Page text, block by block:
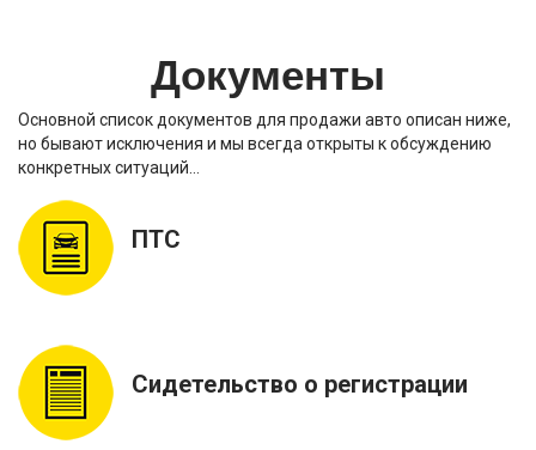
Документы
Основной список документов для продажи авто описан ниже,
но бывают исключения и мы всегда открыты к обсуждению
конкретных ситуаций…
ПТС
Сидетельство о регистрации